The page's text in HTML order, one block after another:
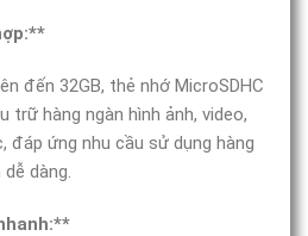
đến 32GB, thẻ nhớ MicroSDHC
trữ hàng ngàn hình ảnh, video,
đáp ứng nhu cầu sử dụng hàng
dàng.